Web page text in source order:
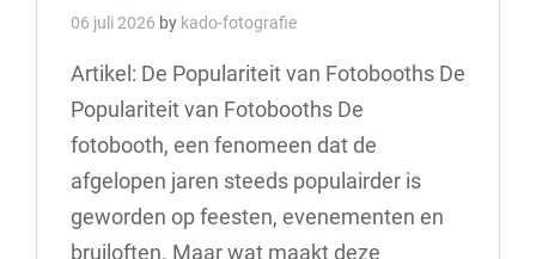
06 juli 2026 by kado-fotografie
Artikel: De Populariteit van Fotobooths De
Populariteit van Fotobooths De
fotobooth, een fenomeen dat de
afgelopen jaren steeds populairder is
geworden op feesten, evenementen en
bruiloften. Maar wat maakt deze